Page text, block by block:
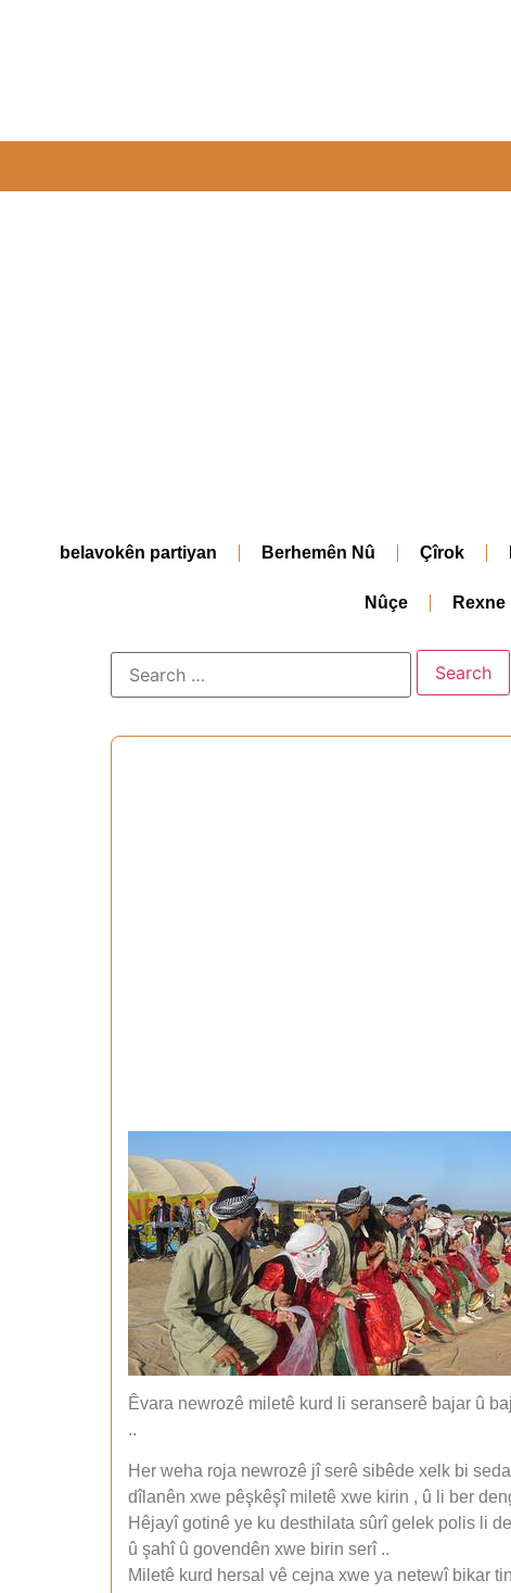
belavokên partiyan Berhemên Nû Çîrok
Nûçe Rexne
Êvara newrozê miletê kurd li seranserê bajar û
..
Her weha roja newrozê jî serê sibêde xelk bi
dîlanên xwe pêşkêşî miletê xwe kirin , û li ber
Hêjayî gotinê ye ku desthilata sûrî gelek polis li
û şahî û govendên xwe birin serî ..
Miletê kurd hersal vê cejna xwe ya netewî bikar